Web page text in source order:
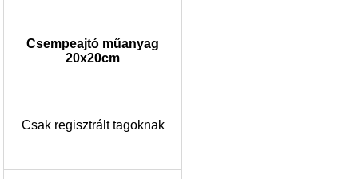
Csempeajtó műanyag
20x20cm
Csak regisztrált tagoknak